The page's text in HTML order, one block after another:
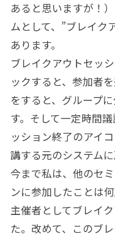
あると思いますが！
ムとして、”ブレイク
あります。
ブレイクアウトセッ
ックすると、参加者
をすると、グループ
す。そして一定時間
ッション終了のアイ
講する元のシステムに
今まで私は、他のセ
ンに参加したことは
主催者としてブレイ
た。改めて、このブ